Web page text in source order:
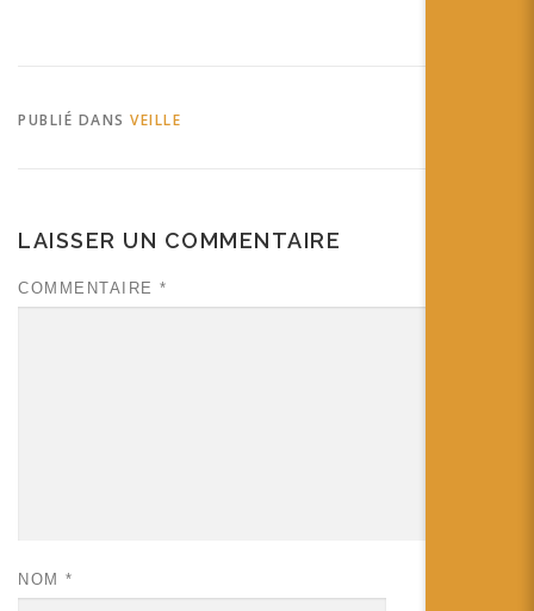
PUBLIÉ DANS VEILLE
LAISSER UN COMMENTAIRE
COMMENTAIRE *
NOM *